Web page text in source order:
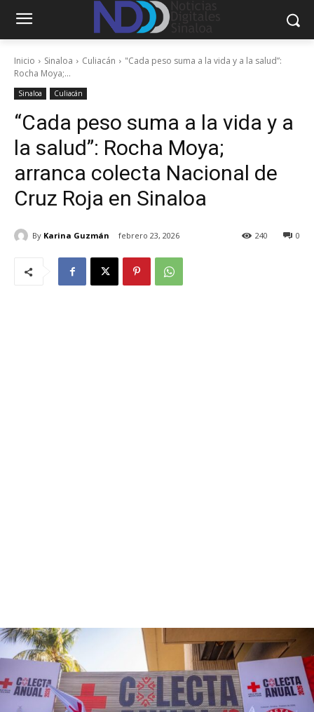
Inicio Sinaloa Culiacán
"Cada peso suma a la vida y a la salud”:
Rocha Moya;...
Sinaloa Culiacán
“Cada peso suma a la vida y a
la salud”: Rocha Moya;
arranca colecta Nacional de
Cruz Roja en Sinaloa
By Karina Guzmán febrero 23, 2026 0
240